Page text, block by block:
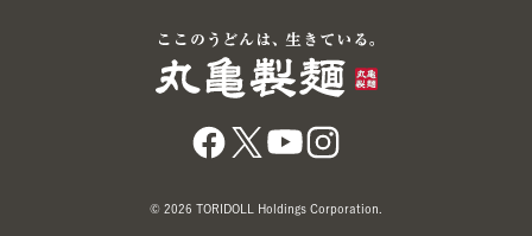
© 2026 TORIDOLL Holdings Corporation.